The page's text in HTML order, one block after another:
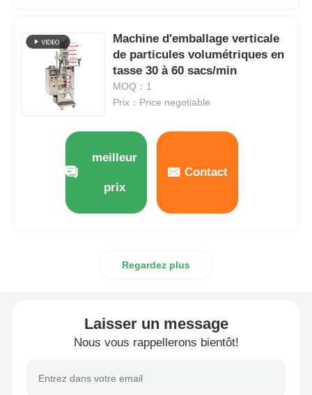
Machine à emballer à plusieurs voies
Machine déshydratante de machine à mettre sous
Machines d'emballage
machine à cartonner
Machine d'emballage de sacs à filets
Machine d'emballage verticale
de particules volumétriques en
tasse 30 à 60 sacs/min
MOQ：1
Prix：Price negotiable
meilleur
prix
Contact
Regardez plus
Laisser un message
Nous vous rappellerons bientôt!